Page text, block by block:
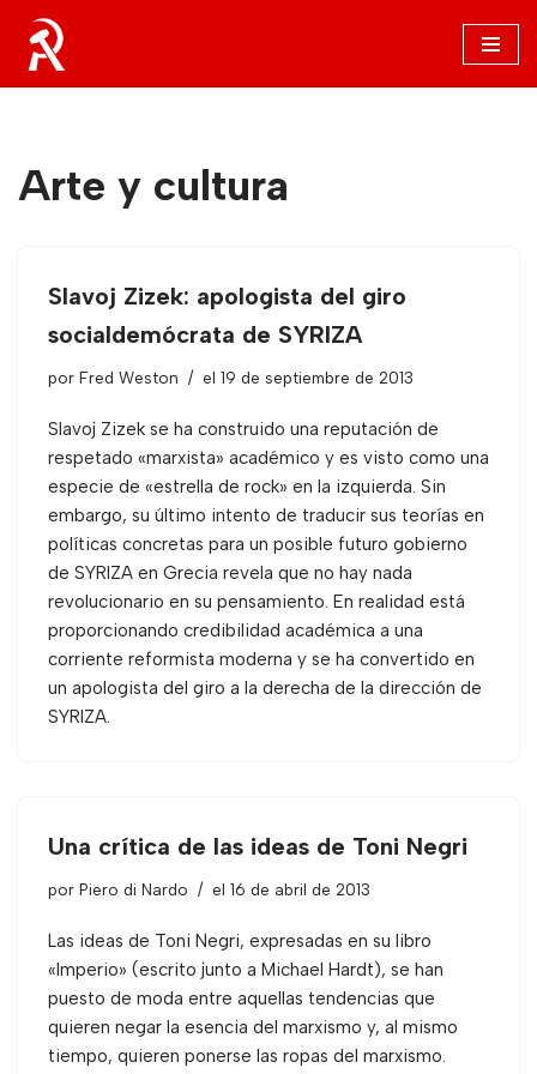
Saltar
al
Arte y cultura
Slavoj Zizek: apologista del giro
socialdemócrata de SYRIZA
por Fred Weston el 19 de septiembre de 2013
Slavoj Zizek se ha construido una reputación de
respetado «marxista» académico y es visto como una
especie de «estrella de rock» en la izquierda. Sin
embargo, su último intento de traducir sus teorías en
políticas concretas para un posible futuro gobierno
de SYRIZA en Grecia revela que no hay nada
revolucionario en su pensamiento. En realidad está
proporcionando credibilidad académica a una
corriente reformista moderna y se ha convertido en
un apologista del giro a la derecha de la dirección de
SYRIZA.
Una crítica de las ideas de Toni Negri
por Piero di Nardo el 16 de abril de 2013
Las ideas de Toni Negri, expresadas en su libro
«Imperio» (escrito junto a Michael Hardt), se han
puesto de moda entre aquellas tendencias que
quieren negar la esencia del marxismo y, al mismo
tiempo, quieren ponerse las ropas del marxismo.